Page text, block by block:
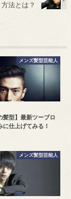
法とは？
メンズ髪型芸能人
髪型】最新ツーブロ
に仕上げてみる！
メンズ髪型芸能人